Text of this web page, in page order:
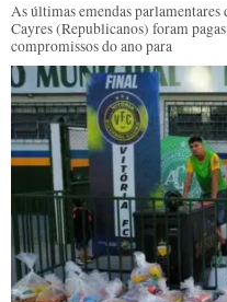
As últimas emendas
Cayres (Republicanos) foram
compromissos do ano para